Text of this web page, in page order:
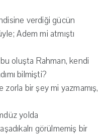
verdiği gücün
Adem mi atmıştı
bu oluşta Rahman, kendi
bilmişti?
bir şey mi yazmamış,
yolda
görülmemiş bir